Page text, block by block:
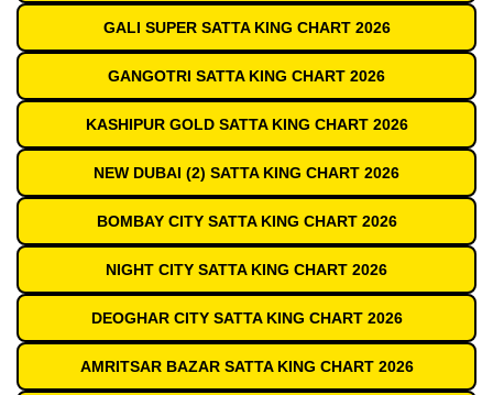
GALI SUPER SATTA KING CHART 2026
GANGOTRI SATTA KING CHART 2026
KASHIPUR GOLD SATTA KING CHART 2026
NEW DUBAI (2) SATTA KING CHART 2026
BOMBAY CITY SATTA KING CHART 2026
NIGHT CITY SATTA KING CHART 2026
DEOGHAR CITY SATTA KING CHART 2026
AMRITSAR BAZAR SATTA KING CHART 2026